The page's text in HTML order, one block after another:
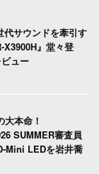
代サウンドを牽引す
X3900H』堂々登
ュー
大本命！
SUMMER審査員
Mini LEDを岩井喬